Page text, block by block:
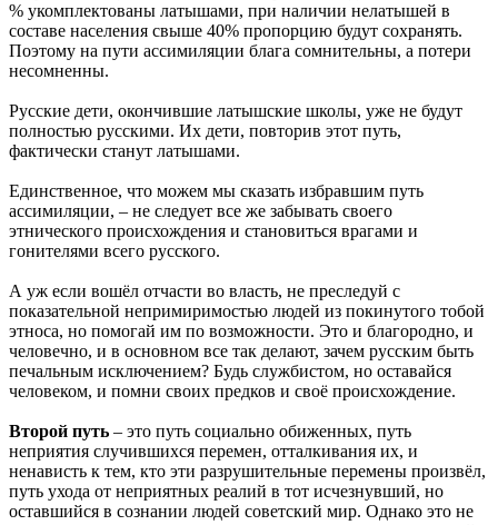
% укомплектованы латышами, при наличии нелатышей в
составе населения свыше 40% пропорцию будут сохранять.
Поэтому на пути ассимиляции блага сомнительны, а потери
несомненны.
Русские дети, окончившие латышские школы, уже не будут
полностью русскими. Их дети, повторив этот путь,
фактически станут латышами.
Единственное, что можем мы сказать избравшим путь
ассимиляции, – не следует все же забывать своего
этнического происхождения и становиться врагами и
гонителями всего русского.
А уж если вошёл отчасти во власть, не преследуй с
показательной непримиримостью людей из покинутого тобой
этноса, но помогай им по возможности. Это и благородно, и
человечно, и в основном все так делают, зачем русским быть
печальным исключением? Будь службистом, но оставайся
человеком, и помни своих предков и своё происхождение.
Второй путь – это путь социально обиженных, путь
неприятия случившихся перемен, отталкивания их, и
ненависть к тем, кто эти разрушительные перемены произвёл,
путь ухода от неприятных реалий в тот исчезнувший, но
оставшийся в сознании людей советский мир. Однако это не